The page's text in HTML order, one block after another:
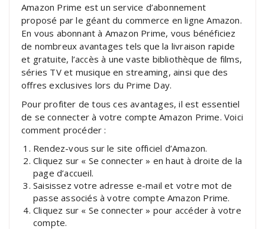
Amazon Prime est un service d’abonnement
proposé par le géant du commerce en ligne Amazon.
En vous abonnant à Amazon Prime, vous bénéficiez
de nombreux avantages tels que la livraison rapide
et gratuite, l’accès à une vaste bibliothèque de films,
séries TV et musique en streaming, ainsi que des
offres exclusives lors du Prime Day.
Pour profiter de tous ces avantages, il est essentiel
de se connecter à votre compte Amazon Prime. Voici
comment procéder :
Rendez-vous sur le site officiel d’Amazon.
Cliquez sur « Se connecter » en haut à droite de la
page d’accueil.
Saisissez votre adresse e-mail et votre mot de
passe associés à votre compte Amazon Prime.
Cliquez sur « Se connecter » pour accéder à votre
compte.